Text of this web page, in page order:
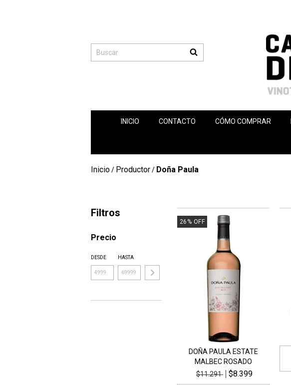
INICIO CONTACTO CÓMO COMPRAR
Inicio/ Productor/ Doña Paula
Filtros
Precio
DESDE HASTA
26 % OFF
DOÑA PAULA ESTATE
MALBEC ROSADO
$11.291
$8.399